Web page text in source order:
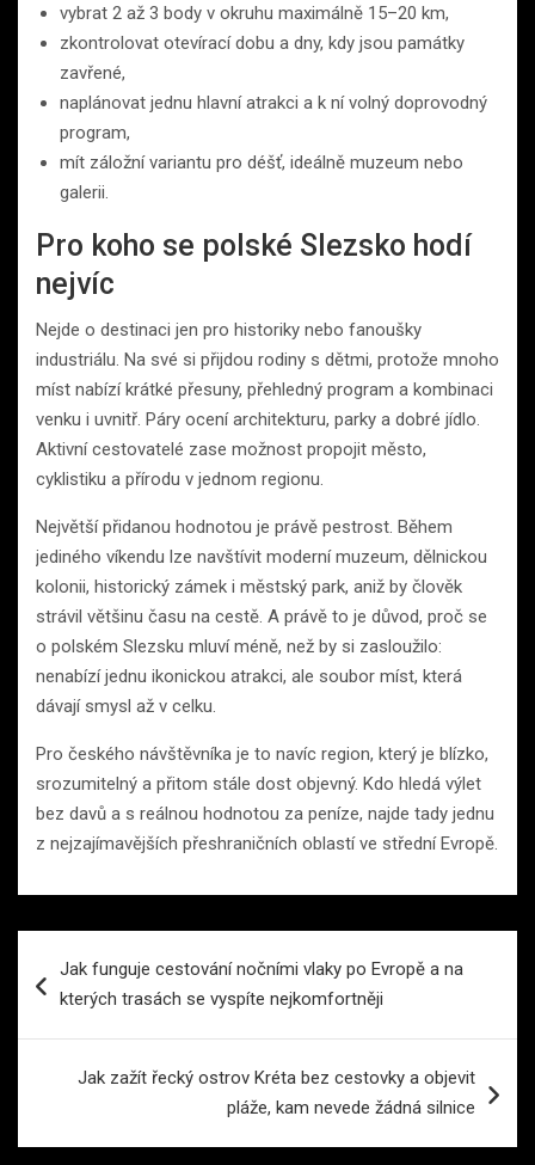
vybrat 2 až 3 body v okruhu maximálně 15–20 km,
zkontrolovat otevírací dobu a dny, kdy jsou památky
zavřené,
naplánovat jednu hlavní atrakci a k ní volný doprovodný
program,
mít záložní variantu pro déšť, ideálně muzeum nebo
galerii.
Pro koho se polské Slezsko hodí
nejvíc
Nejde o destinaci jen pro historiky nebo fanoušky
industriálu. Na své si přijdou rodiny s dětmi, protože mnoho
míst nabízí krátké přesuny, přehledný program a kombinaci
venku i uvnitř. Páry ocení architekturu, parky a dobré jídlo.
Aktivní cestovatelé zase možnost propojit město,
cyklistiku a přírodu v jednom regionu.
Největší přidanou hodnotou je právě pestrost. Během
jediného víkendu lze navštívit moderní muzeum, dělnickou
kolonii, historický zámek i městský park, aniž by člověk
strávil většinu času na cestě. A právě to je důvod, proč se
o polském Slezsku mluví méně, než by si zasloužilo:
nenabízí jednu ikonickou atrakci, ale soubor míst, která
dávají smysl až v celku.
Pro českého návštěvníka je to navíc region, který je blízko,
srozumitelný a přitom stále dost objevný. Kdo hledá výlet
bez davů a s reálnou hodnotou za peníze, najde tady jednu
z nejzajímavějších přeshraničních oblastí ve střední Evropě.
proJak funguje cestování nočními vlaky po Evropě a na
kterých trasách se vyspíte nejkomfortněji
Jak zažít řecký ostrov Kréta bez cestovky a objevit
pláže, kam nevede žádná silnice